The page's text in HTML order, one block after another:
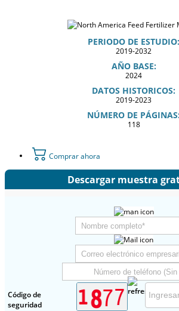
PERIODO DE ESTUDIO:
2019-2032
AÑO BASE:
2024
DATOS HISTORICOS:
2019-2023
NÚMERO DE
118
Comprar ahora
Descargar muestra
Código de
seguridad